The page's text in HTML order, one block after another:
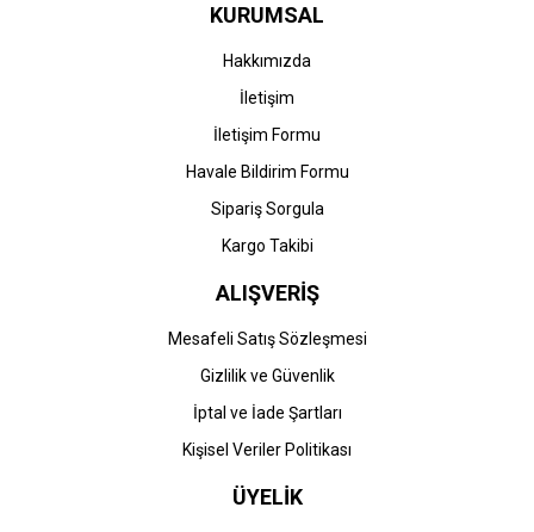
KURUMSAL
Hakkımızda
İletişim
İletişim Formu
Havale Bildirim Formu
Sipariş Sorgula
Kargo Takibi
ALIŞVERİŞ
Mesafeli Satış Sözleşmesi
Gizlilik ve Güvenlik
İptal ve İade Şartları
Kişisel Veriler Politikası
ÜYELİK